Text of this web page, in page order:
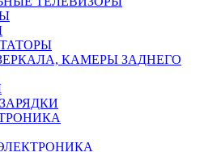
КАМЕРЫ ЗАДНЕГО